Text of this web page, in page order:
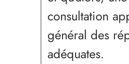
consultation
général des
adéquates.